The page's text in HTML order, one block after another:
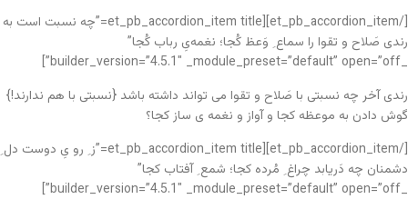
[/et_pb_accordion_item][et_pb_accordion_item title=”چه نسبت است به
رندی صَلاح و تقوا را سماع ِ وَعظ کُجا؛ نغمه‌یِ رباب کُجا”
_builder_version=”4.5.1″ _module_preset=”default” open=”off”]
رندی آخر چه نسبتی با صَلاح و تقوا می تواند داشته باشد {نسبتی با هم ندارند!}
گوش دادن به موعظه کجا و آواز و نغمه ی ساز کجا؟
[/et_pb_accordion_item][et_pb_accordion_item title=”ز ِ رو یِ دوست دل ِ
دشمنان چه دَریابد چراغ ِ مُرده کجا؛ شمع ِ آفتاب کجا”
_builder_version=”4.5.1″ _module_preset=”default” open=”off”]